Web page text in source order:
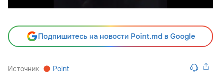
Подпишитесь на новости Point.md в Google
Источник Point